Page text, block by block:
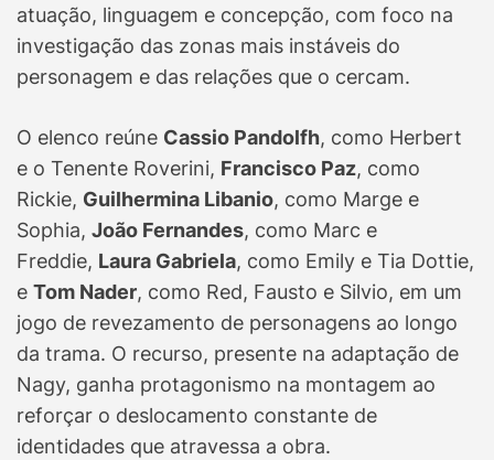
atuação, linguagem e concepção, com foco na
investigação das zonas mais instáveis do
personagem e das relações que o cercam.
O elenco reúne Cassio Pandolfh, como Herbert
e o Tenente Roverini, Francisco Paz, como
Rickie, Guilhermina Libanio, como Marge e
Sophia, João Fernandes, como Marc e
Freddie, Laura Gabriela, como Emily e Tia Dottie,
e Tom Nader, como Red, Fausto e Silvio, em um
jogo de revezamento de personagens ao longo
da trama. O recurso, presente na adaptação de
Nagy, ganha protagonismo na montagem ao
reforçar o deslocamento constante de
identidades que atravessa a obra.